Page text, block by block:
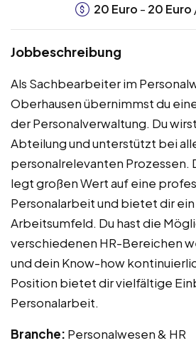
20 Euro - 20 Euro
Jobbeschreibung
Als Sachbearbeiter im
Oberhausen übernimmst du
der Personalverwaltung. Du
Abteilung und unterstützt bei
personalrelevanten Prozessen.
legt großen Wert auf eine
Personalarbeit und bietet dir
Arbeitsumfeld. Du hast die
verschiedenen HR-Bereichen
und dein Know-how
Position bietet dir vielfältige
Personalarbeit.
Branche: Personalwesen & HR